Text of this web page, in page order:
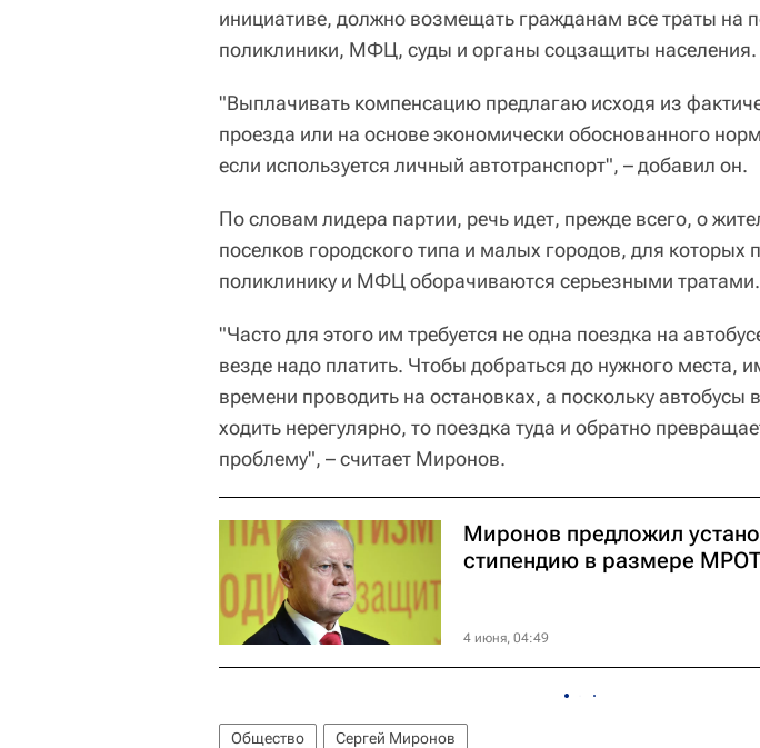
инициативе, должно возмещать гражданам все траты на
поликлиники, МФЦ, суды и органы соцзащиты населения.
"Выплачивать компенсацию предлагаю исходя из
проезда или на основе экономически обоснованного
если используется личный автотранспорт", – добавил он.
По словам лидера партии, речь идет, прежде всего, о
поселков городского типа и малых городов, для которых
поликлинику и МФЦ оборачиваются серьезными тратами.
"Часто для этого им требуется не одна поездка на
везде надо платить. Чтобы добраться до нужного места,
времени проводить на остановках, а поскольку автобусы
ходить нерегулярно, то поездка туда и обратно
проблему", – считает Миронов.
Миронов предложил
стипендию в размере
4 июня, 04:49
Общество Сергей Миронов